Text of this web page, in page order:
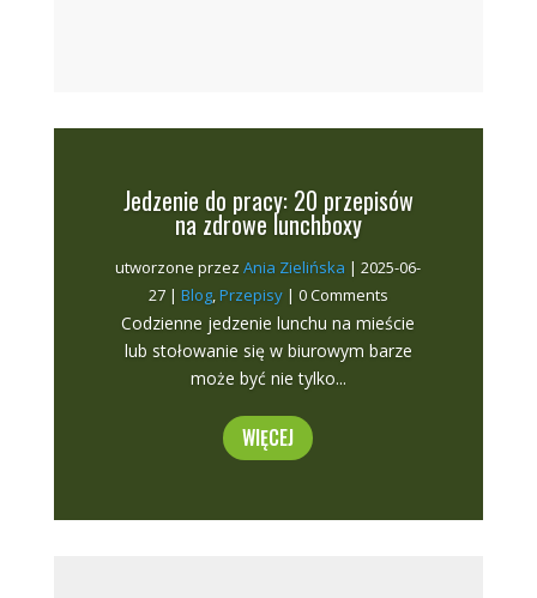
Jedzenie do pracy: 20 przepisów
na zdrowe lunchboxy
utworzone przezAnia Zielińska |2025-06-
27| Blog,Przepisy| 0 Comments
Codzienne jedzenie lunchu na mieście
lub stołowanie się w biurowym barze
może być nie tylko...
WIĘCEJ